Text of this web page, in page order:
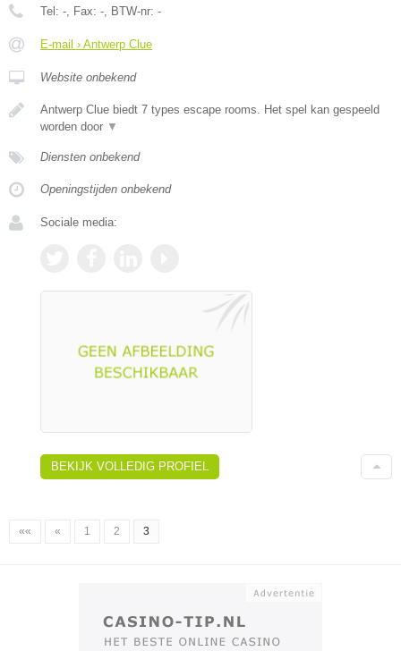
Tel: -, Fax: -, BTW-nr: -
E-mail › Antwerp Clue
Website onbekend
Antwerp Clue biedt 7 types escape rooms. Het spel kan gespeeld
worden door ▼
Diensten onbekend
Openingstijden onbekend
Sociale media:
BEKIJK VOLLEDIG PROFIEL
«« « 1 2 3